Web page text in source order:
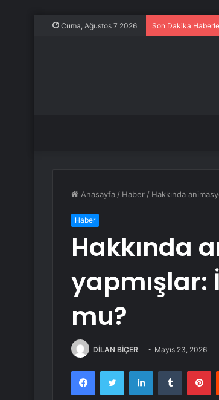
Cuma, Ağustos 7 2026 Son Dakika
Anasayfa / Haber / Hakkında
Haber
Hakkında
yapmışlar:
mu?
DİLAN BİÇER Mayıs 23, 2026
FacebookTwitter LinkedInTumblr